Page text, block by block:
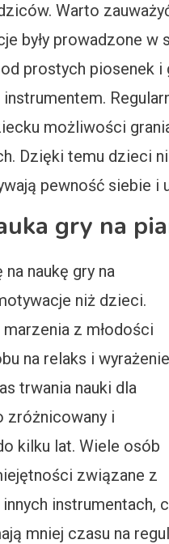
Warto
były prowadzone w
prostych piosenek
możliwości
Dzięki temu dzieci
pewność siebie i
gry na
naukę gry na
niż dzieci.
z młodości
na relaks i wyrażenie
trwania nauki dla
zróżnicowany i
kilku lat. Wiele osób
związane z
instrumentach,
mniej czasu na